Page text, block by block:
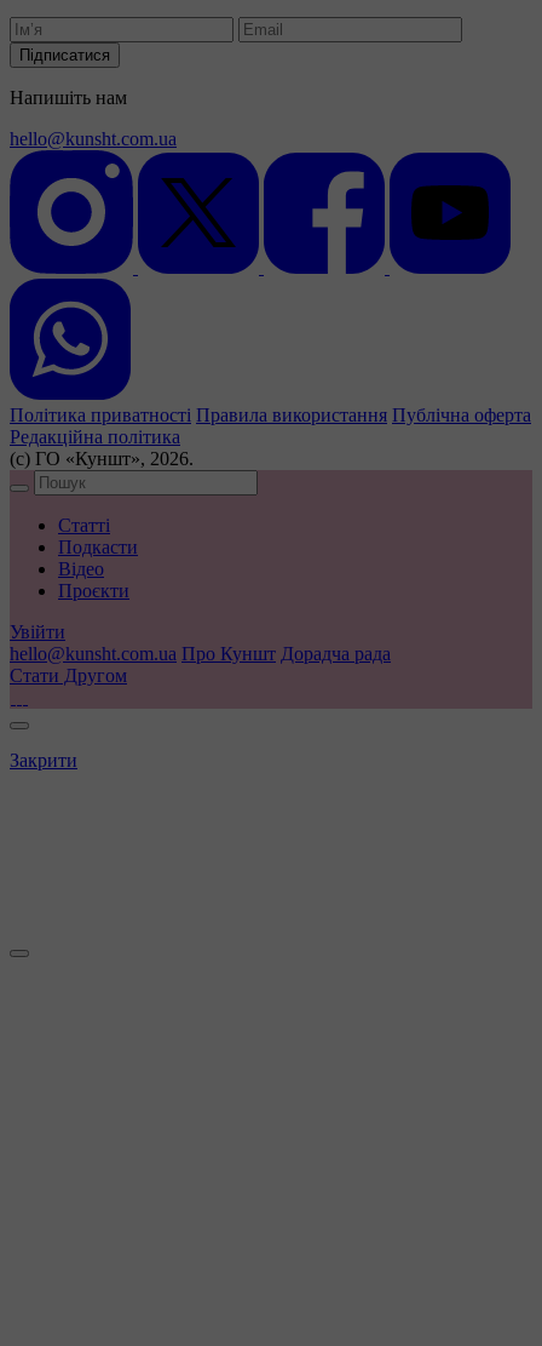
Підписатися
Напишіть нам
hello@kunsht.com.ua
Політика приватності Правила використання Публічна оферта
Редакційна політика
(с) ГО «Куншт», 2026.
Статті
Подкасти
Відео
Проєкти
Увійти
hello@kunsht.com.ua Про Куншт Дорадча рада
Стати Другом
Закрити